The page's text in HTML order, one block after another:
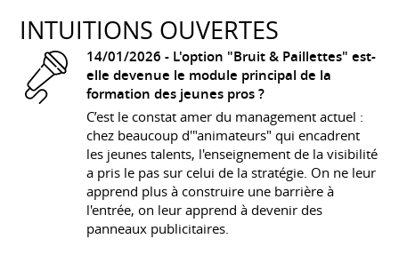
INTUITIONS OUVERTES
14/01/2026 - L'option "Bruit & Paillettes" est-
elle devenue le module principal de la
formation des jeunes pros ?
C’est le constat amer du management actuel :
chez beaucoup d'"animateurs" qui encadrent
les jeunes talents, l'enseignement de la visibilité
a pris le pas sur celui de la stratégie. On ne leur
apprend plus à construire une barrière à
l'entrée, on leur apprend à devenir des
panneaux publicitaires.